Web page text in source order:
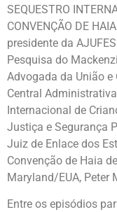
SEQUESTRO
CONVENÇÃO DE
presidente da
Pesquisa do
Advogada da União e
Central
Internacional de
Justiça e Segurança
Juiz de Enlace dos
Convenção de Haia
Maryland/EUA, Peter
Entre os episódios